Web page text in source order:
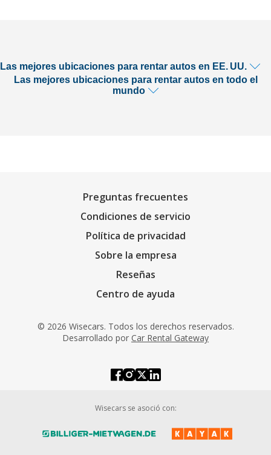
Las mejores ubicaciones para rentar autos en EE. UU.
Las mejores ubicaciones para rentar autos en todo el
mundo
Preguntas frecuentes
Condiciones de servicio
Política de privacidad
Sobre la empresa
Reseñas
Centro de ayuda
© 2026 Wisecars. Todos los derechos reservados.
Desarrollado por Car Rental Gateway
Wisecars se asoció con: